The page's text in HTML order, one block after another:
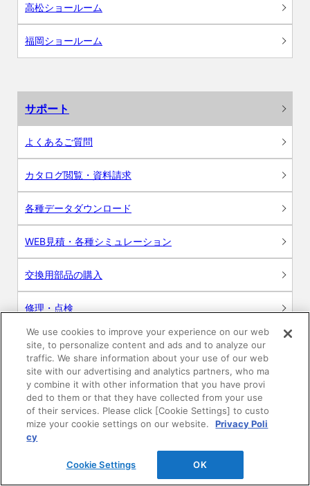
高松ショールーム
福岡ショールーム
サポート
よくあるご質問
カタログ閲覧・資料請求
各種データダウンロード
WEB見積・各種シミュレーション
交換用部品の購入
修理・点検
お問い合わせ
ログイン
建築・設計関係者様向けサイト
ユーザー登録サービス
WEB見積システム
We use cookies to improve your experience on our web
site, to personalize content and ads and to analyze our
traffic. We share information about your use of our web
site with our advertising and analytics partners, who ma
y combine it with other information that you have provi
ded to them or that they have collected from your use
of their services. Please click [Cookie Settings] to custo
mize your cookie settings on our website.
Privacy Poli
cy
Cookie Settings OK